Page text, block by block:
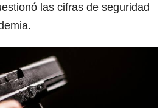
las cifras de seguridad